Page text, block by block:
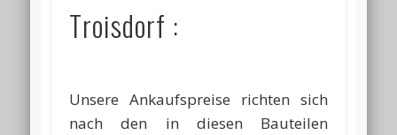
Troisdorf :
Unsere Ankaufspreise richten sich
nach den in diesen Bauteilen